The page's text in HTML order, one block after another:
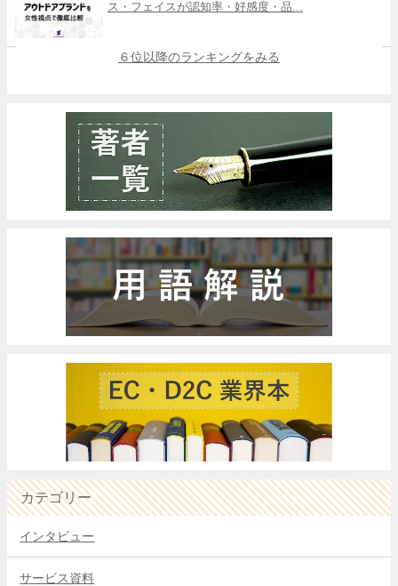
ス・フェイスが認知率・好感度・品...
６位以降のランキングをみる
カテゴリー
インタビュー
サービス資料